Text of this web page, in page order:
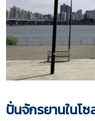
ปั่นจักรยานในโ